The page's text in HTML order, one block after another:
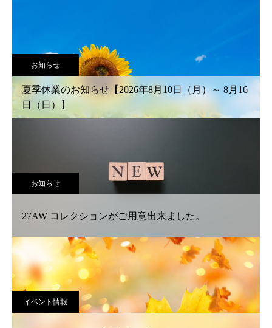
お知らせ
夏季休業のお知らせ【2026年8月10日（月）～ 8月16
日（日）】
お知らせ
27AW コレクションがご用意出来ました。
イベント情報